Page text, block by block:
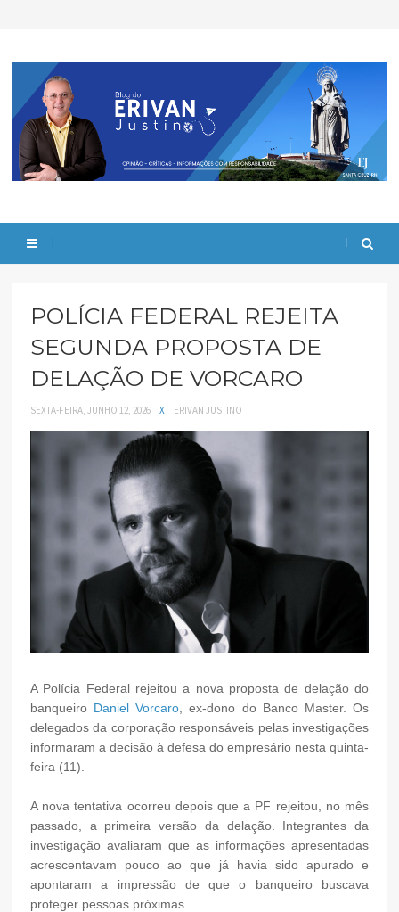
POLÍCIA FEDERAL REJEITA
SEGUNDA PROPOSTA DE
DELAÇÃO DE VORCARO
SEXTA-FEIRA, JUNHO 12, 2026 X ERIVAN JUSTINO
A Polícia Federal rejeitou a nova proposta de delação do
banqueiro Daniel Vorcaro , ex-dono do Banco Master. Os
delegados da corporação responsáveis pelas investigações
informaram a decisão à defesa do empresário nesta quinta-
feira (11).
A nova tentativa ocorreu depois que a PF rejeitou, no mês
passado, a primeira versão da delação. Integrantes da
investigação avaliaram que as informações apresentadas
acrescentavam pouco ao que já havia sido apurado e
apontaram a impressão de que o banqueiro buscava
proteger pessoas próximas.